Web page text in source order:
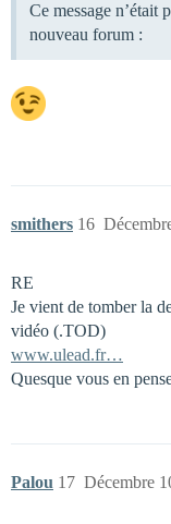
Ce message n’était
nouveau forum :
smithers 16
RE
Je vient de tomber la
vidéo (.TOD)
www.ulead.fr…
Quesque vous en
Palou Décembre
17